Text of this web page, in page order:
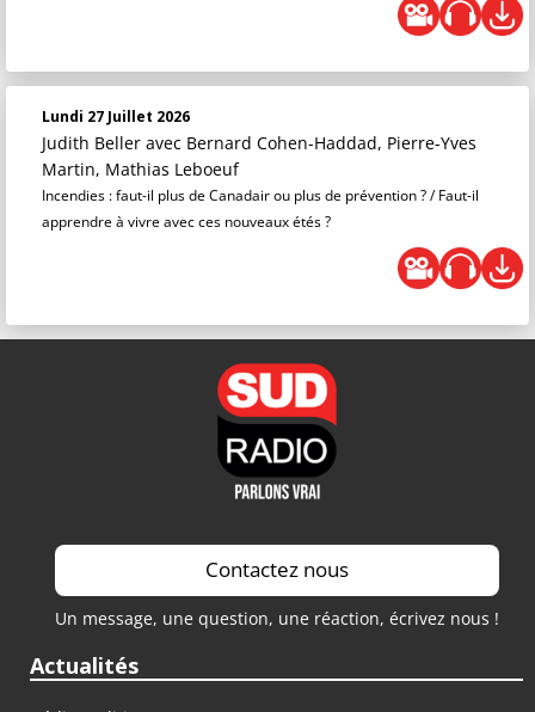
Lundi 27 Juillet 2026
Judith Beller avec Bernard Cohen-Haddad, Pierre-Yves
Martin, Mathias Leboeuf
Incendies : faut-il plus de Canadair ou plus de prévention ? / Faut-il
apprendre à vivre avec ces nouveaux étés ?
Contactez nous
Un message, une question, une réaction, écrivez nous !
Actualités